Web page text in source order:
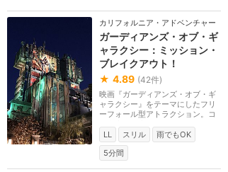
カリフォルニア・アドベンチャー
ガーディアンズ・オブ・ギ
ャラクシー：ミッション・
ブレイクアウト！
★ 4.89 (42件)
映画『ガーディアンズ・オブ・ギ
ャラクシー』をテーマにしたフリ
ーフォール型アトラクション。コ
LL
スリル
雨でもOK
5分間